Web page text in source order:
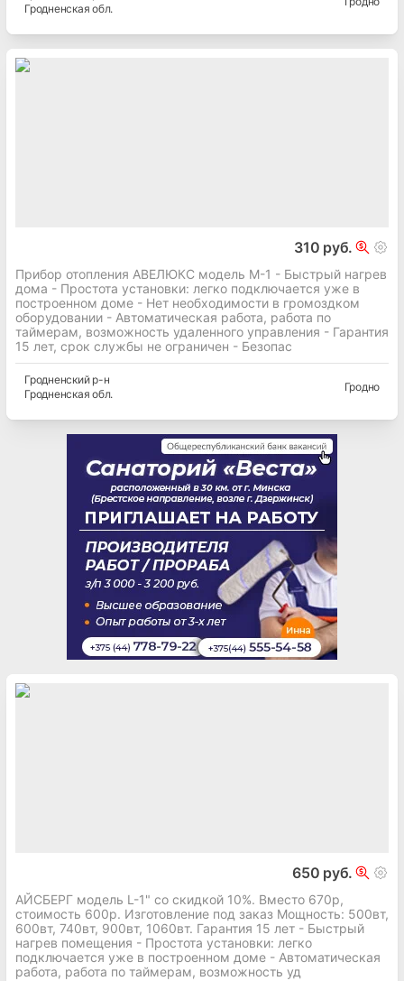
Гродненская обл.
310 руб.
Прибор отопления АВЕЛЮКС модель М-1 - Быстрый нагрев
дома - Простота установки: легко подключается уже в
построенном доме - Нет необходимости в громоздком
оборудовании - Автоматическая работа, работа по
таймерам, возможность удаленного управления - Гарантия
15 лет, срок службы не ограничен - Безопас
Гродненскийр-н
Гродненская обл.
Гродно
650 руб.
АЙСБЕРГ модель L-1" со скидкой 10%. Вместо 670р,
стоимость 600р. Изготовление под заказ Мощность: 500вт,
600вт, 740вт, 900вт, 1060вт. Гарантия 15 лет - Быстрый
нагрев помещения - Простота установки: легко
подключается уже в построенном доме - Автоматическая
работа, работа по таймерам, возможность уд